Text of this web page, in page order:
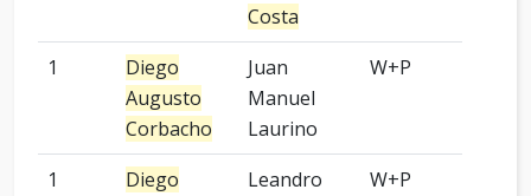
Costa
1
Diego
Augusto
Corbacho
Juan
Manuel
Laurino
W+P
1
Diego
Leandro
W+P